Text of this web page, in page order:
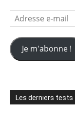
Adresse
e-
mail
Je m'abonne !
Les derniers tests